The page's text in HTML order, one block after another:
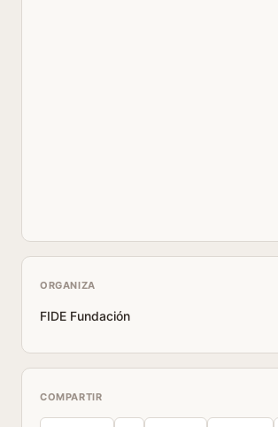
ORGANIZA
FIDE Fundación
COMPARTIR